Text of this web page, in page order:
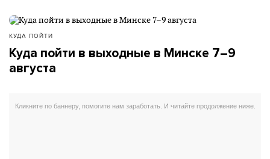
КУДА ПОЙТИ
Куда пойти в выходные в Минске 7–9
августа